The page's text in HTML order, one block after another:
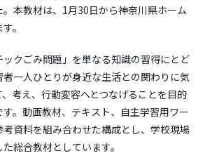
本教材は、1月30日から神奈川県ホーム
。
クごみ問題」を単なる知識の習得にとど
一人ひとりが身近な生活との関わりに気
考え、行動変容へとつなげることを目的
。動画教材、テキスト、自主学習用ワー
資料を組み合わせた構成とし、学校現場
総合教材としています。